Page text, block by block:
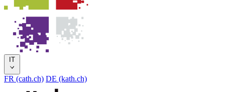
IT
FR (cath.ch) DE (kath.ch)